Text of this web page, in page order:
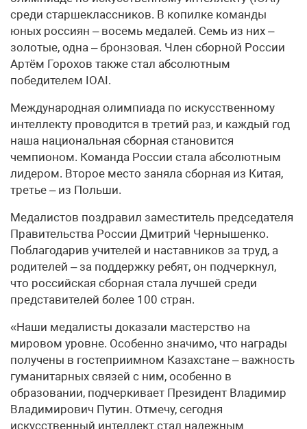
среди старшеклассников. В копилке команды
юных россиян – восемь медалей. Семь из них –
золотые, одна – бронзовая. Член сборной России
Артём Горохов также стал абсолютным
победителем IOAI.
Международная олимпиада по искусственному
интеллекту проводится в третий раз, и каждый год
наша национальная сборная становится
чемпионом. Команда России стала абсолютным
лидером. Второе место заняла сборная из Китая,
третье – из Польши.
Медалистов поздравил заместитель председателя
Правительства России Дмитрий Чернышенко.
Поблагодарив учителей и наставников за труд, а
родителей – за поддержку ребят, он подчеркнул,
что российская сборная стала лучшей среди
представителей более 100 стран.
«Наши медалисты доказали мастерство на
мировом уровне. Особенно значимо, что награды
получены в гостеприимном Казахстане – важность
гуманитарных связей с ним, особенно в
образовании, подчеркивает Президент Владимир
Владимирович Путин. Отмечу, сегодня
искусственный интеллект стал надежным